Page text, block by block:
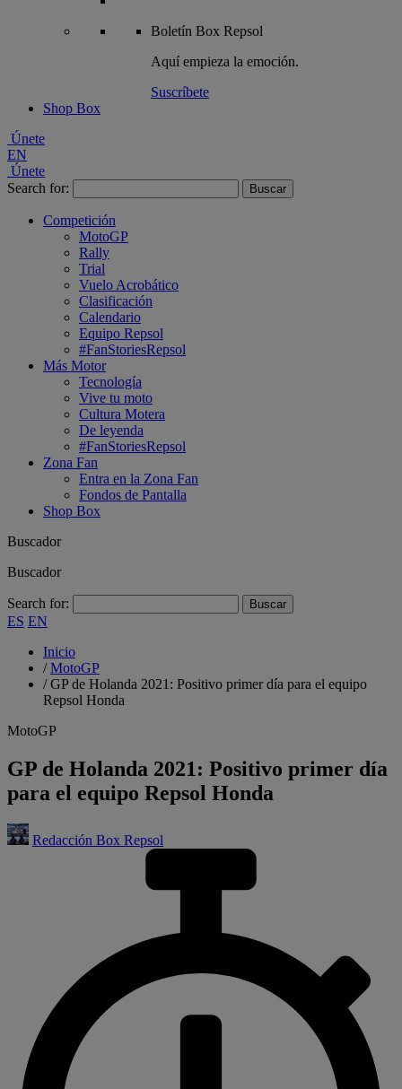
Boletín Box Repsol
Aquí empieza la emoción.
Suscríbete
Shop Box
Únete
EN
Únete
Search for:
Competición
MotoGP
Rally
Trial
Vuelo Acrobático
Clasificación
Calendario
Equipo Repsol
#FanStoriesRepsol
Más Motor
Tecnología
Vive tu moto
Cultura Motera
De leyenda
#FanStoriesRepsol
Zona Fan
Entra en la Zona Fan
Fondos de Pantalla
Shop Box
Buscador
Buscador
Search for:
ES EN
Inicio
/MotoGP
/GP de Holanda 2021: Positivo primer día para el equipo
Repsol Honda
MotoGP
GP de Holanda 2021: Positivo primer día
para el equipo Repsol Honda
Redacción Box Repsol